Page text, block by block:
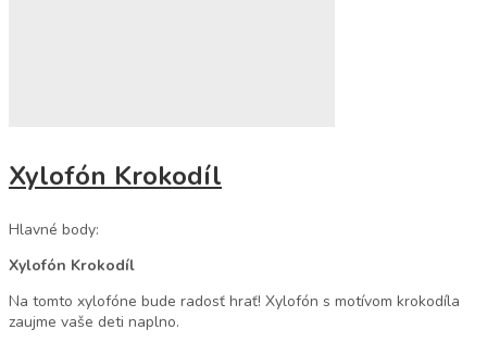
Xylofón Krokodíl
Hlavné body:
Xylofón Krokodíl
Na tomto xylofóne bude radosť hrať! Xylofón s motívom krokodíla
zaujme vaše deti naplno.